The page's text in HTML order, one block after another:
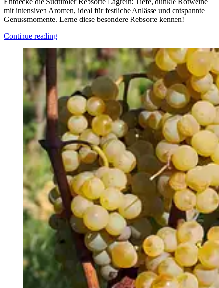
mit intensiven Aromen, ideal für festliche Anlässe und entspannte
Genussmomente. Lerne diese besondere Rebsorte kennen!
Continue reading